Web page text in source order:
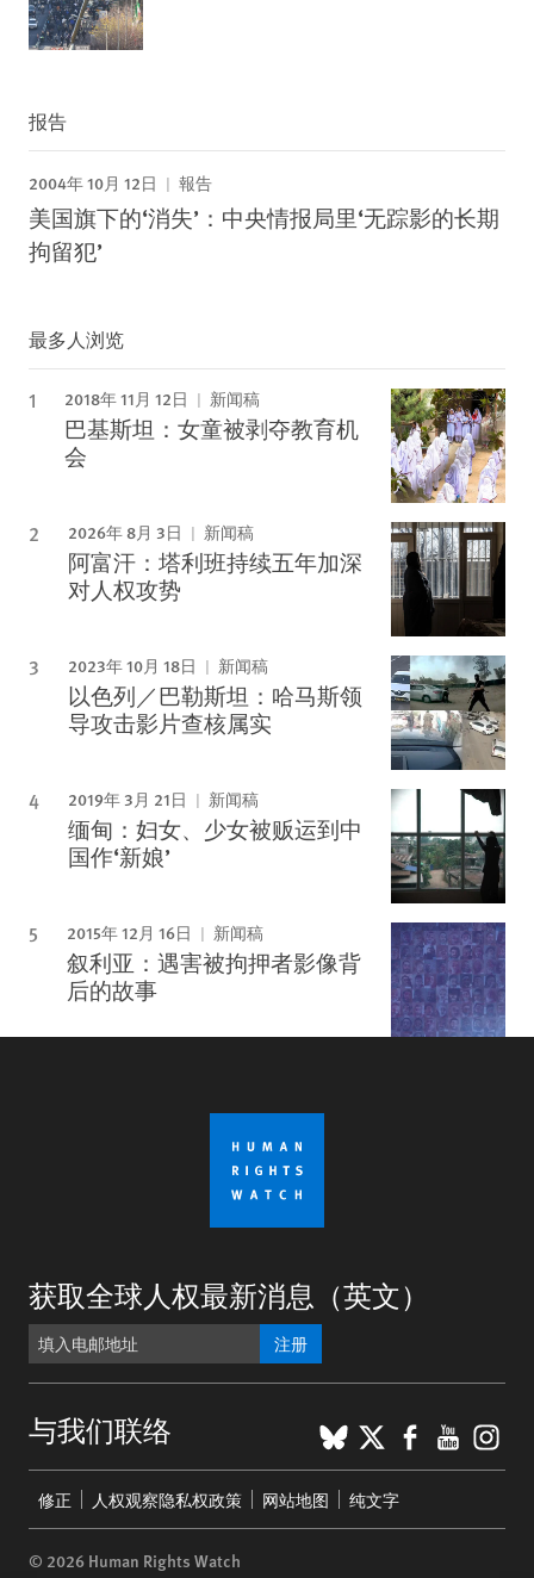
报告
2004年 10月 12日 報告
美国旗下的‘消失’：中央情报局里‘无踪影的长期
拘留犯’
最多人浏览
2018年 11月 12日 新闻稿
巴基斯坦：女童被剥夺教育机
会
2026年 8月 3日 新闻稿
阿富汗：塔利班持续五年加深
对人权攻势
2023年 10月 18日 新闻稿
以色列／巴勒斯坦：哈马斯领
导攻击影片查核属实
2019年 3月 21日 新闻稿
缅甸：妇女、少女被贩运到中
国作‘新娘’
2015年 12月 16日 新闻稿
叙利亚：遇害被拘押者影像背
后的故事
获取全球人权最新消息（英文）
注册
与我们联络 BlueSky
X
menu
修正 人权观察隐私权政策 网站地图 纯文字
© 2026 Human Rights Watch